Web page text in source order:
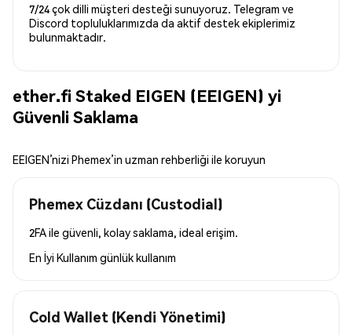
7/24 çok dilli müşteri desteği sunuyoruz. Telegram ve
Discord topluluklarımızda da aktif destek ekiplerimiz
bulunmaktadır.
ether.fi Staked EIGEN (EEIGEN) yi
Güvenli Saklama
EEIGEN’nizi Phemex’in uzman rehberliği ile koruyun
Phemex Cüzdanı (Custodial)
2FA ile güvenli, kolay saklama, ideal erişim.
En İyi Kullanım günlük kullanım
Cold Wallet (Kendi Yönetimi)